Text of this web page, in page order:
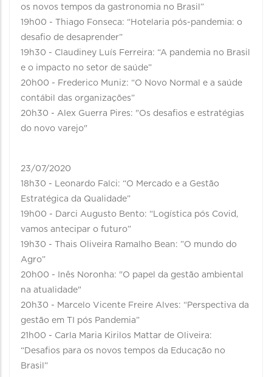
os novos tempos da gastronomia no Brasil”
19h00 - Thiago Fonseca: “Hotelaria pós-pandemia: o
desafio de desaprender”
19h30 - Claudiney Luís Ferreira: “A pandemia no Brasil
e o impacto no setor de saúde”
20h00 - Frederico Muniz: “O Novo Normal e a saúde
contábil das organizações”
20h30 - Alex Guerra Pires: "Os desafios e estratégias
do novo varejo"
23/07/2020
18h30 - Leonardo Falci: “O Mercado e a Gestão
Estratégica da Qualidade”
19h00 - Darci Augusto Bento: “Logística pós Covid,
vamos antecipar o futuro”
19h30 - Thais Oliveira Ramalho Bean: ”O mundo do
Agro”
20h00 - Inês Noronha: "O papel da gestão ambiental
na atualidade"
20h30 - Marcelo Vicente Freire Alves: “Perspectiva da
gestão em TI pós Pandemia”
21h00 - Carla Maria Kirilos Mattar de Oliveira:
“Desafios para os novos tempos da Educação no
Brasil”